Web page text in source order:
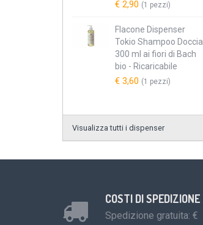
€ 2,90 (1 pezzi)
Flacone Dispenser
Tokio Shampoo Doccia
300 ml ai fiori di Bach
bio - Ricaricabile
€ 3,60 (1 pezzi)
Visualizza tutti i dispenser
COSTI DI SPEDIZIONE
Spedizione gratuita: €